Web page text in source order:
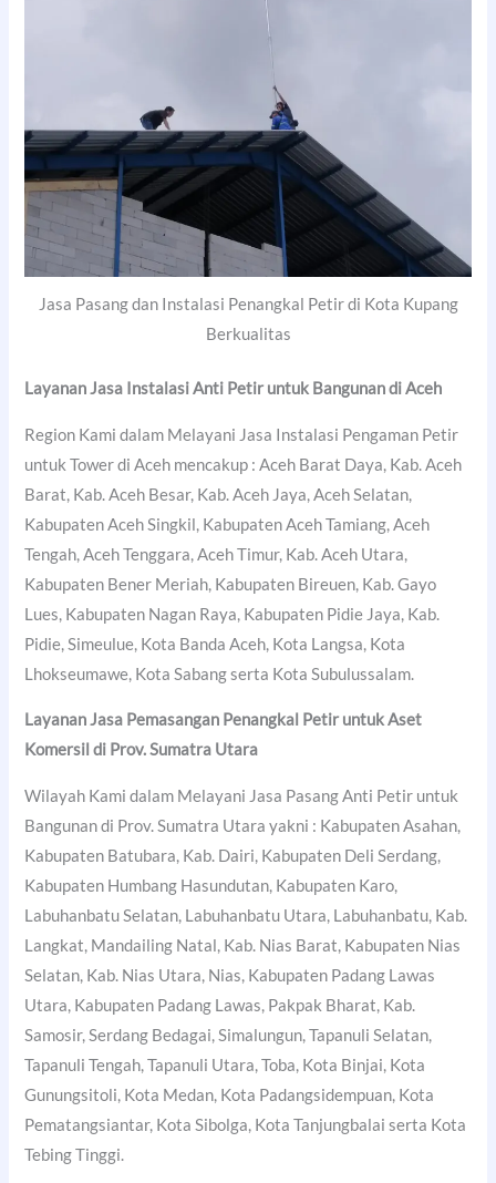
Jasa Pasang dan Instalasi Penangkal Petir di Kota Kupang
Berkualitas
Layanan Jasa Instalasi Anti Petir untuk Bangunan di Aceh
Region Kami dalam Melayani Jasa Instalasi Pengaman Petir
untuk Tower di Aceh mencakup : Aceh Barat Daya, Kab. Aceh
Barat, Kab. Aceh Besar, Kab. Aceh Jaya, Aceh Selatan,
Kabupaten Aceh Singkil, Kabupaten Aceh Tamiang, Aceh
Tengah, Aceh Tenggara, Aceh Timur, Kab. Aceh Utara,
Kabupaten Bener Meriah, Kabupaten Bireuen, Kab. Gayo
Lues, Kabupaten Nagan Raya, Kabupaten Pidie Jaya, Kab.
Pidie, Simeulue, Kota Banda Aceh, Kota Langsa, Kota
Lhokseumawe, Kota Sabang serta Kota Subulussalam.
Layanan Jasa Pemasangan Penangkal Petir untuk Aset
Komersil di Prov. Sumatra Utara
Wilayah Kami dalam Melayani Jasa Pasang Anti Petir untuk
Bangunan di Prov. Sumatra Utara yakni : Kabupaten Asahan,
Kabupaten Batubara, Kab. Dairi, Kabupaten Deli Serdang,
Kabupaten Humbang Hasundutan, Kabupaten Karo,
Labuhanbatu Selatan, Labuhanbatu Utara, Labuhanbatu, Kab.
Langkat, Mandailing Natal, Kab. Nias Barat, Kabupaten Nias
Selatan, Kab. Nias Utara, Nias, Kabupaten Padang Lawas
Utara, Kabupaten Padang Lawas, Pakpak Bharat, Kab.
Samosir, Serdang Bedagai, Simalungun, Tapanuli Selatan,
Tapanuli Tengah, Tapanuli Utara, Toba, Kota Binjai, Kota
Gunungsitoli, Kota Medan, Kota Padangsidempuan, Kota
Pematangsiantar, Kota Sibolga, Kota Tanjungbalai serta Kota
Tebing Tinggi.